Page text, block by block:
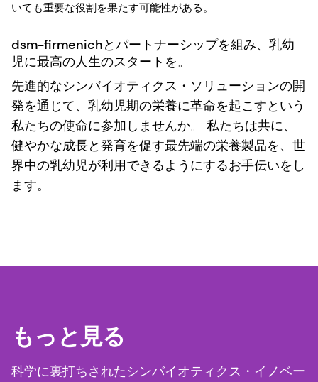
いても重要な役割を果たす可能性がある。
dsm-firmenichとパートナーシップを組み、乳幼
児に最高の人生のスタートを。
先進的なシンバイオティクス・ソリューションの開
発を通じて、乳幼児期の栄養に革命を起こすという
私たちの使命に参加しませんか。 私たちは共に、
健やかな成長と発育を促す最先端の栄養製品を、世
界中の乳幼児が利用できるようにするお手伝いをし
ます。
もっと見る
科学に裏打ちされたシンバイオティクス・イノベー